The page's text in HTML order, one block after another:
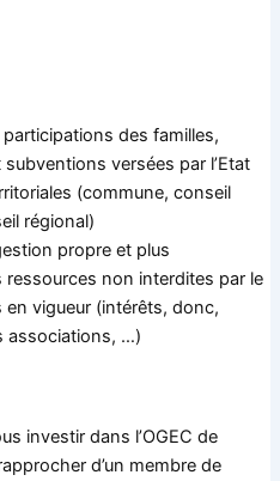
des familles,
versées par l’Etat
(commune, conseil
régional)
propre et plus
non interdites par le
en vigueur (intérêts, donc,
associations, …)
investir dans l’OGEC de
d’un membre de